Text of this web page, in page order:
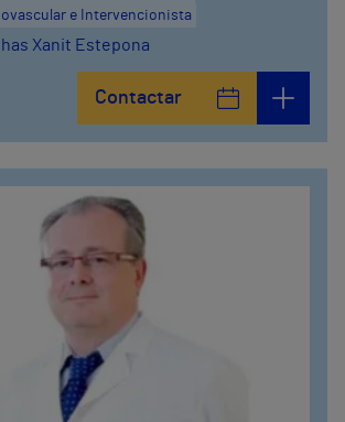
e Intervencionista
Xanit Estepona
Contactar